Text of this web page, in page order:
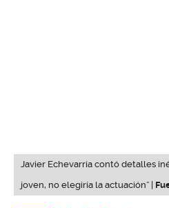
Javier Echevarría contó detalles
joven, no elegiría la actuación” |